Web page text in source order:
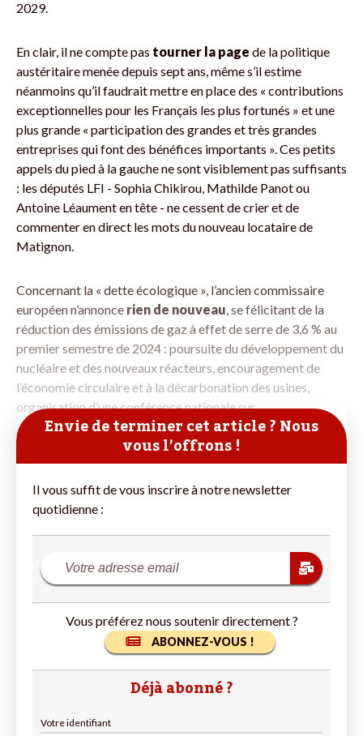
2029.
En clair, il ne compte pas tourner la page de la politique
austéritaire menée depuis sept ans, même s’il estime
néanmoins qu’il faudrait mettre en place des « contributions
exceptionnelles pour les Français les plus fortunés » et une
plus grande « participation des grandes et très grandes
entreprises qui font des bénéfices importants ». Ces petits
appels du pied à la gauche ne sont visiblement pas suffisants
: les députés LFI - Sophia Chikirou, Mathilde Panot ou
Antoine Léaument en tête - ne cessent de crier et de
commenter en direct les mots du nouveau locataire de
Matignon.
Concernant la « dette écologique », l’ancien commissaire
européen n’annonce rien de nouveau , se félicitant de la
réduction des émissions de gaz à effet de serre de 3,6 % au
premier semestre de 2024 : poursuite du développement du
nucléaire et des nouveaux réacteurs, encouragement de
l’économie circulaire et à la décarbonation des usines,
organisation d’une conférence nationale sur
Envie de terminer cet article ? Nous
vous l’offrons !
Il vous suffit de vous inscrire à notre newsletter
quotidienne :
Vous préférez nous soutenir directement ?
ABONNEZ-VOUS !
Déjà abonné ?
Votre identifiant